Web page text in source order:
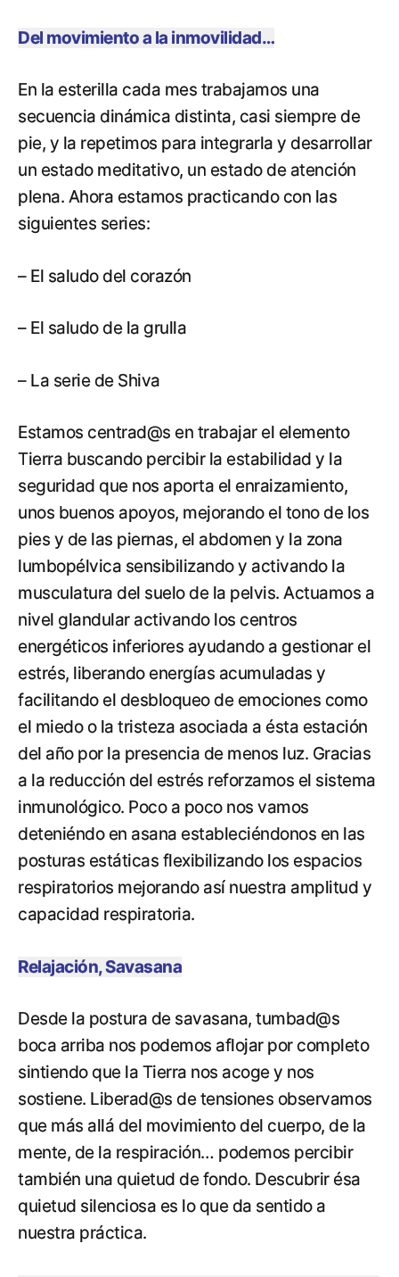
Del movimiento a la inmovilidad…
En la esterilla cada mes trabajamos una
secuencia dinámica distinta, casi siempre de
pie, y la repetimos para integrarla y desarrollar
un estado meditativo, un estado de atención
plena. Ahora estamos practicando con las
siguientes series:
– El saludo del corazón
– El saludo de la grulla
– La serie de Shiva
Estamos centrad@s en trabajar el elemento
Tierra buscando percibir la estabilidad y la
seguridad que nos aporta el enraizamiento,
unos buenos apoyos, mejorando el tono de los
pies y de las piernas, el abdomen y la zona
lumbopélvica sensibilizando y activando la
musculatura del suelo de la pelvis. Actuamos a
nivel glandular activando los centros
energéticos inferiores ayudando a gestionar el
estrés, liberando energías acumuladas y
facilitando el desbloqueo de emociones como
el miedo o la tristeza asociada a ésta estación
del año por la presencia de menos luz. Gracias
a la reducción del estrés reforzamos el sistema
inmunológico. Poco a poco nos vamos
deteniéndo en asana estableciéndonos en las
posturas estáticas flexibilizando los espacios
respiratorios mejorando así nuestra amplitud y
capacidad respiratoria.
Relajación, Savasana
Desde la postura de savasana, tumbad@s
boca arriba nos podemos aflojar por completo
sintiendo que la Tierra nos acoge y nos
sostiene. Liberad@s de tensiones observamos
que más allá del movimiento del cuerpo, de la
mente, de la respiración… podemos percibir
también una quietud de fondo. Descubrir ésa
quietud silenciosa es lo que da sentido a
nuestra práctica.